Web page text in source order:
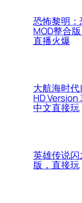
恐怖黎明
MOD整合
直播火爆
大航海时
HD
中文直接玩
英雄传说
版，直接玩